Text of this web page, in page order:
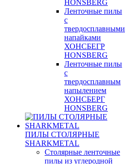
HONSBERG
Ленточные пилы
с
твердосплавными
напайками
ХОНСБЕГР
HONSBERG
Ленточные пилы
с
твердосплавным
напылением
ХОНСБЕРГ
HONSBERG
ПИЛЫ СТОЛЯРНЫЕ
SHARKMETAL
Столярные ленточные
пилы из углеродной